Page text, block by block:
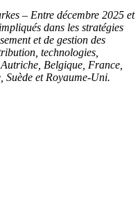
– Entre décembre 2025 et
dans les stratégies
et de gestion des
technologies,
Belgique, France,
Suède et Royaume-Uni.